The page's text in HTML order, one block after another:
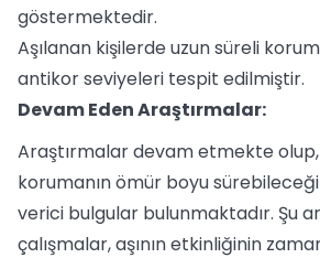
göstermektedir.
Aşılanan kişilerde uzun süreli
antikor seviyeleri tespit edilmiştir.
Devam Eden Araştırmalar:
Araştırmalar devam etmekte olup,
korumanın ömür boyu
verici bulgular bulunmaktadır. Şu
çalışmalar, aşının etkinliğinin